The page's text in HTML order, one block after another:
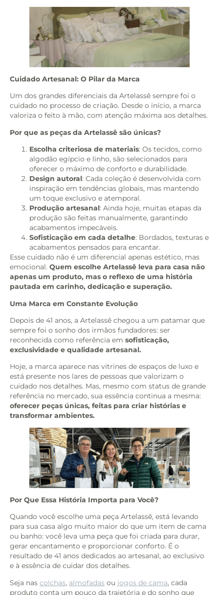
Cuidado Artesanal: O Pilar da Marca
Um dos grandes diferenciais da Artelassê sempre foi o
cuidado no processo de criação. Desde o início, a marca
valoriza o feito à mão, com atenção máxima aos detalhes.
Por que as peças da Artelassê são únicas?
Escolha criteriosa de materiais: Os tecidos, como
algodão egípcio e linho, são selecionados para
oferecer o máximo de conforto e durabilidade.
Design autoral: Cada coleção é desenvolvida com
inspiração em tendências globais, mas mantendo
um toque exclusivo e atemporal.
Produção artesanal: Ainda hoje, muitas etapas da
produção são feitas manualmente, garantindo
acabamentos impecáveis.
Sofisticação em cada detalhe: Bordados, texturas e
acabamentos pensados para encantar.
Esse cuidado não é um diferencial apenas estético, mas
emocional. Quem escolhe Artelassê leva para casa não
apenas um produto, mas o reflexo de uma história
pautada em carinho, dedicação e superação.
Uma Marca em Constante Evolução
Depois de 41 anos, a Artelassê chegou a um patamar que
sempre foi o sonho dos irmãos fundadores: ser
reconhecida como referência em sofisticação,
exclusividade e qualidade artesanal.
Hoje, a marca aparece nas vitrines de espaços de luxo e
está presente nos lares de pessoas que valorizam o
cuidado nos detalhes. Mas, mesmo com status de grande
referência no mercado, sua essência continua a mesma:
oferecer peças únicas, feitas para criar histórias e
transformar ambientes.
Por Que Essa História Importa para Você?
Quando você escolhe uma peça Artelassê, está levando
para sua casa algo muito maior do que um item de cama
ou banho: você leva uma peça que foi criada para durar,
gerar encantamento e proporcionar conforto. É o
resultado de 41 anos dedicados ao artesanal, ao exclusivo
e à essência de cuidar dos detalhes.
Seja nas colchas, almofadas ou jogos de cama, cada
produto conta um pouco da trajetória e do sonho que